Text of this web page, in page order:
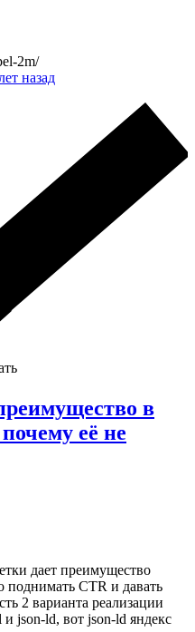
2m/
назад
в
её не
дает преимущество
поднимать CTR и давать
2 варианта реализации
json-ld, вот json-ld яндекс